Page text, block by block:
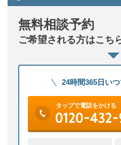
無料相談予約
ご希望される方はこち
24時間365日い
タップで電話をかける